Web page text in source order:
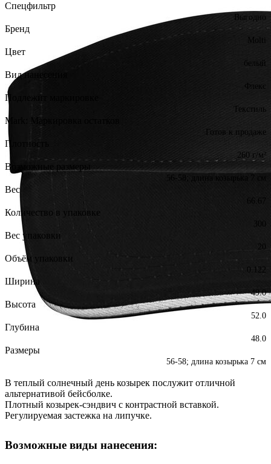
Спецфильтр
Выгодно
Бренд
Molti
Цвет
белый
Вид нанесения
Флекс
Подлежит маркировке
Текстиль
Mark: Маркировка остатков
Готов к продаже
Плотность
260 г/м²
Возможные размеры
56-58; длина козырька 7 см
Вес
Количество в упаковке
Вес упаковки
20
Объём упаковки
0.122
Ширина
49.0
Высота
52.0
Глубина
48.0
Размеры
56-58; длина козырька 7 см
В теплый солнечный день козырек послужит отличной
альтернативой бейсболке.
Плотный козырек-сэндвич с контрастной вставкой.
Регулируемая застежка на липучке.
Возможные виды нанесения: